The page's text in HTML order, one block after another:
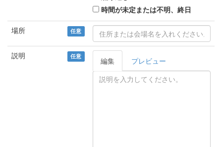
時間が未定または不明、終日
場所 任意
説明 任意 編集 プレビュー